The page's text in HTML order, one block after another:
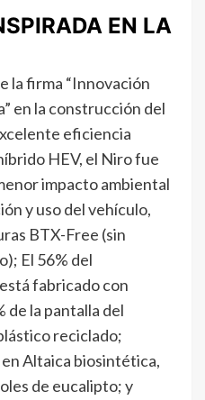
EN LA
la firma “Innovación
en la construcción del
eficiencia
HEV, el Niro fue
impacto ambiental
y uso del vehículo,
BTX-Free (sin
El 56% del
fabricado con
de la pantalla del
reciclado;
Altaica biosintética,
de eucalipto; y